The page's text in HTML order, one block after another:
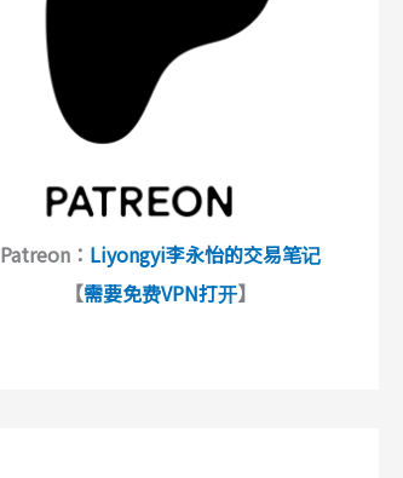
Patreon： Liyongyi李永怡的交易笔记
【需要免费VPN打开】